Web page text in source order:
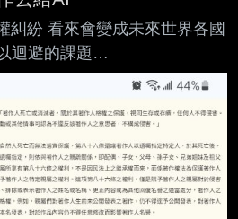
糾紛 看來會變成未來世界各國
迴避的課題
1774589 近年來隨
些AI為了生成 插畫而學習作品
有侵害到創作者的權利，也成
點。最 近有一位日本插畫家就
職之後，前東家竟然把他的作